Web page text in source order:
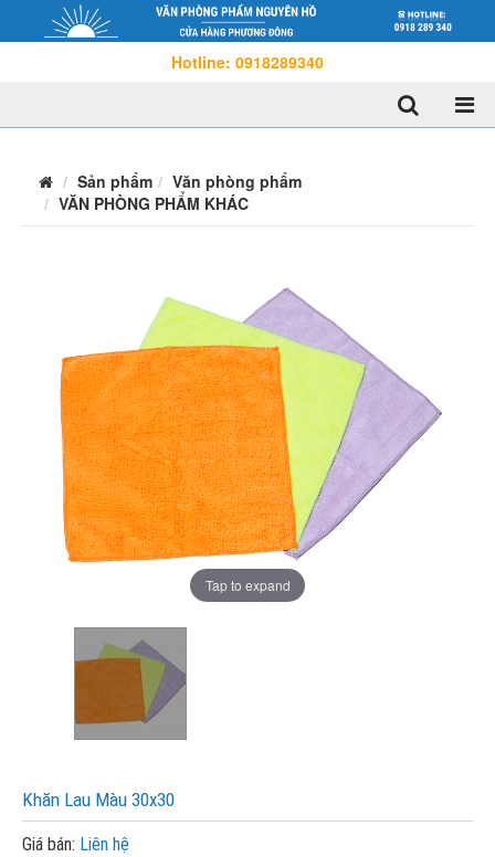
Hotline: 0918289340
Sản phẩm
Văn phòng phẩm
VĂN PHÒNG PHẨM KHÁC
Tap to expand
Khăn Lau Màu 30x30
Giá bán: Liên hệ